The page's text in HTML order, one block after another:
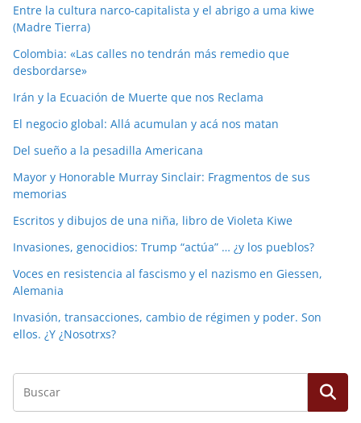
Entre la cultura narco-capitalista y el abrigo a uma kiwe
(Madre Tierra)
Colombia: «Las calles no tendrán más remedio que
desbordarse»
Irán y la Ecuación de Muerte que nos Reclama
El negocio global: Allá acumulan y acá nos matan
Del sueño a la pesadilla Americana
Mayor y Honorable Murray Sinclair: Fragmentos de sus
memorias
Escritos y dibujos de una niña, libro de Violeta Kiwe
Invasiones, genocidios: Trump “actúa” … ¿y los pueblos?
Voces en resistencia al fascismo y el nazismo en Giessen,
Alemania
Invasión, transacciones, cambio de régimen y poder. Son
ellos. ¿Y ¿Nosotrxs?